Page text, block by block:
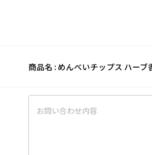
商品名 : めんべいチップス ハー